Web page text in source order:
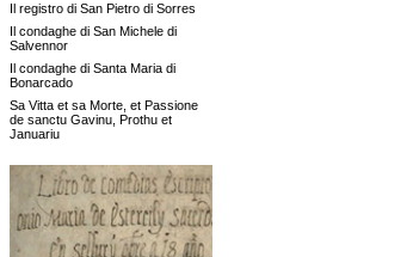
Il registro di San Pietro di Sorres
Il condaghe di San Michele di
Salvennor
Il condaghe di Santa Maria di
Bonarcado
Sa Vitta et sa Morte, et Passione
de sanctu Gavinu, Prothu et
Januariu